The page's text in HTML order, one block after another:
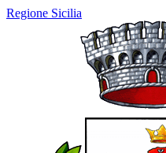
Regione Sicilia